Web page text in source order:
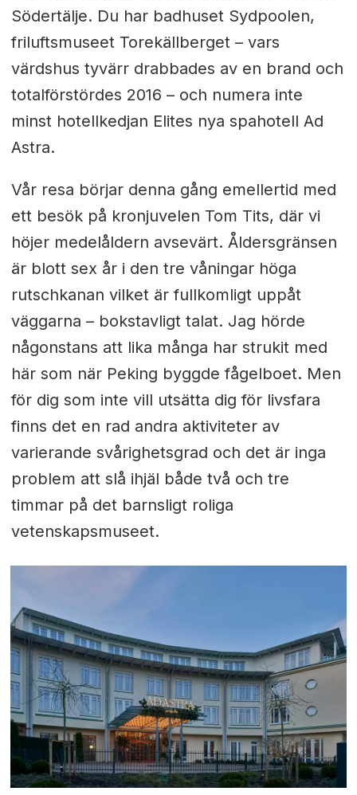
Södertälje. Du har badhuset Sydpoolen,
friluftsmuseet Torekällberget – vars
värdshus tyvärr drabbades av en brand och
totalförstördes 2016 – och numera inte
minst hotellkedjan Elites nya spahotell Ad
Astra.
Vår resa börjar denna gång emellertid med
ett besök på kronjuvelen Tom Tits, där vi
höjer medelåldern avsevärt. Åldersgränsen
är blott sex år i den tre våningar höga
rutschkanan vilket är fullkomligt uppåt
väggarna – bokstavligt talat. Jag hörde
någonstans att lika många har strukit med
här som när Peking byggde fågelboet. Men
för dig som inte vill utsätta dig för livsfara
finns det en rad andra aktiviteter av
varierande svårighetsgrad och det är inga
problem att slå ihjäl både två och tre
timmar på det barnsligt roliga
vetenskapsmuseet.